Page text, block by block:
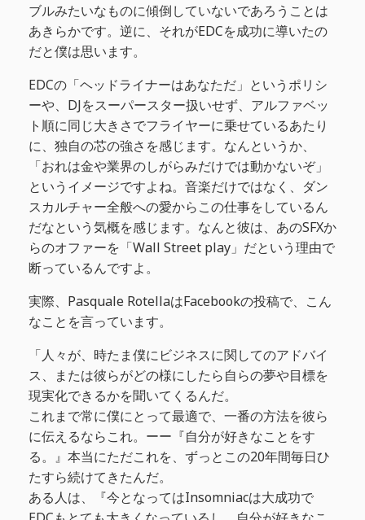
ブルみたいなものに傾倒していないであろうことは
あきらかです。逆に、それがEDCを成功に導いたの
だと僕は思います。
EDCの「ヘッドライナーはあなただ」というポリシ
ーや、DJをスーパースター扱いせず、アルファベッ
ト順に同じ大きさでフライヤーに乗せているあたり
に、独自の芯の強さを感じます。なんというか、
「おれは金や業界のしがらみだけでは動かないぞ」
というイメージですよね。音楽だけではなく、ダン
スカルチャー全般への愛からこの仕事をしているん
だなという気概を感じます。なんと彼は、あのSFXか
らのオファーを「Wall Street play」だという理由で
断っているんですよ。
実際、Pasquale RotellaはFacebookの投稿で、こん
なことを言っています。
「人々が、時たま僕にビジネスに関してのアドバイ
ス、または彼らがどの様にしたら自らの夢や目標を
現実化できるかを聞いてくるんだ。
これまで常に僕にとって最適で、一番の方法を彼ら
に伝えるならこれ。ーー『自分が好きなことをす
る。』本当にただこれを、ずっとこの20年間毎日ひ
たすら続けてきたんだ。
ある人は、『今となってはInsomniacは大成功で